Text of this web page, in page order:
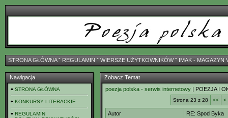
STRONA GŁÓWNAˇ REGULAMIN ˇ WIERSZE UŻYTKOWNIKÓWˇ IMAK - MAGAZYN
Nawigacja
STRONA GŁÓWNA
KONKURSY LITERACKIE
REGULAMIN
Zobacz Temat
poezja polska - serwis internetowy | POEZJA I
Strona 23 z 28 << <
Autor
RE: Spod Byka